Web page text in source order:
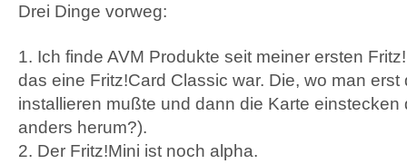
Drei Dinge vorweg:
1. Ich finde AVM Produkte seit meiner ersten
das eine Fritz!Card Classic war. Die, wo man erst
installieren mußte und dann die Karte einstecken
anders herum?).
2. Der Fritz!Mini ist noch alpha.